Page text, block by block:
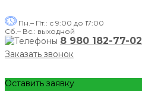
Пн.– Пт.: с 9:00 до 17:00
Сб.– Вс.: выходной
8 980 182-77-02
Заказать звонок
Оставить заявку